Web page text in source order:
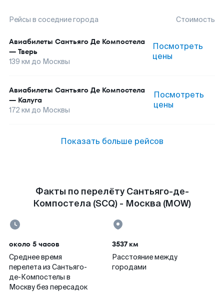
Рейсы в соседние города Стоимость
Авиабилеты Сантьяго Де Компостела
— Тверь
139 км до Москвы
Посмотреть
цены
Авиабилеты Сантьяго Де Компостела
— Калуга
172 км до Москвы
Посмотреть
цены
Показать больше рейсов
Факты по перелёту Сантьяго-де-
Компостела (SCQ) - Москва (MOW)
около 5 часов
Среднее время
перелета из Сантьяго-
де-Компостелы в
Москву без пересадок
3537 км
Расстояние между
городами